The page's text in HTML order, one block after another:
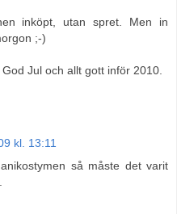
inköpt, utan spret. Men in
;-)
Jul och allt gott inför 2010.
kl. 13:11
så måste det varit